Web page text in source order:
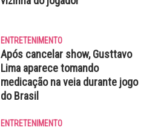
ENTRETENIMENTO
Após cancelar show, Gusttavo
Lima aparece tomando
medicação na veia durante jogo
do Brasil
ENTRETENIMENTO